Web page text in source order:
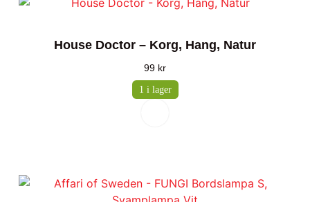
House Doctor – Korg, Hang, Natur
99 kr
1 i lager